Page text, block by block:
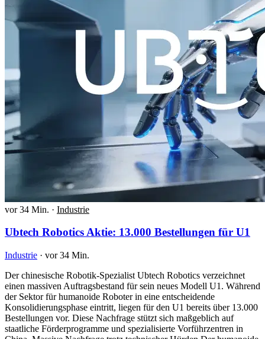
vor 34 Min. · Industrie
Ubtech Robotics Aktie: 13.000 Bestellungen für U1
Industrie · vor 34 Min.
Der chinesische Robotik-Spezialist Ubtech Robotics verzeichnet
einen massiven Auftragsbestand für sein neues Modell U1. Während
der Sektor für humanoide Roboter in eine entscheidende
Konsolidierungsphase eintritt, liegen für den U1 bereits über 13.000
Bestellungen vor. Diese Nachfrage stützt sich maßgeblich auf
staatliche Förderprogramme und spezialisierte Vorführzentren in